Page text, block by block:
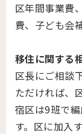
区年間事業費
費、子ども会
移住に関する
区長にご相談
ただければ、
宿区は9班で
す。区に加入